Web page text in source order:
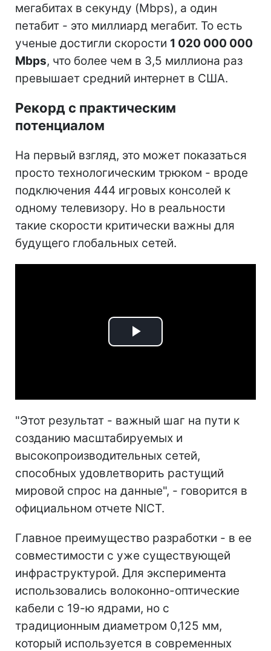
мегабитах в секунду (Mbps), а один
петабит - это миллиард мегабит. То есть
ученые достигли скорости 1 020 000 000
Mbps, что более чем в 3,5 миллиона раз
превышает средний интернет в США.
Рекорд с практическим
потенциалом
На первый взгляд, это может показаться
просто технологическим трюком - вроде
подключения 444 игровых консолей к
одному телевизору. Но в реальности
такие скорости критически важны для
будущего глобальных сетей.
Play
"Этот результат - важный шаг на пути к
созданию масштабируемых и
высокопроизводительных сетей,
способных удовлетворить растущий
мировой спрос на данные", - говорится в
официальном отчете NICT.
Главное преимущество разработки - в ее
совместимости с уже существующей
инфраструктурой. Для эксперимента
использовались волоконно-оптические
кабели с 19-ю ядрами, но с
традиционным диаметром 0,125 мм,
который используется в современных